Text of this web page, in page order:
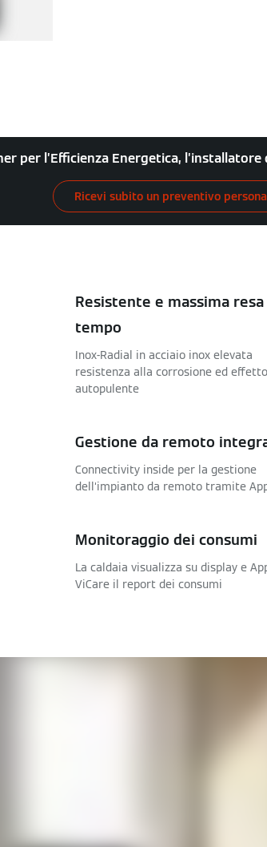
per l’Efficienza Energetica,
Ricevi subito un preventivo
Resistente e massima
tempo
Inox-Radial in acciaio inox elevata
resistenza alla corrosione ed effetto
autopulente
Gestione da remoto
Connectivity inside per la gestione
dell‘impianto da remoto tramite
Monitoraggio dei consumi
La caldaia visualizza su display e
ViCare il report dei consumi